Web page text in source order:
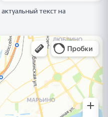
текст на